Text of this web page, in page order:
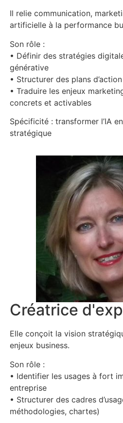
Il relie communication,
artificielle à la performance
Son rôle :
• Définir des stratégies
générative
• Structurer des plans
• Traduire les enjeux
concrets et activables
Spécificité : transformer l’IA
stratégique
Créatrice
Elle conçoit la vision
enjeux business.
Son rôle :
• Identifier les usages à fort
entreprise
• Structurer des cadres
méthodologies, chartes)